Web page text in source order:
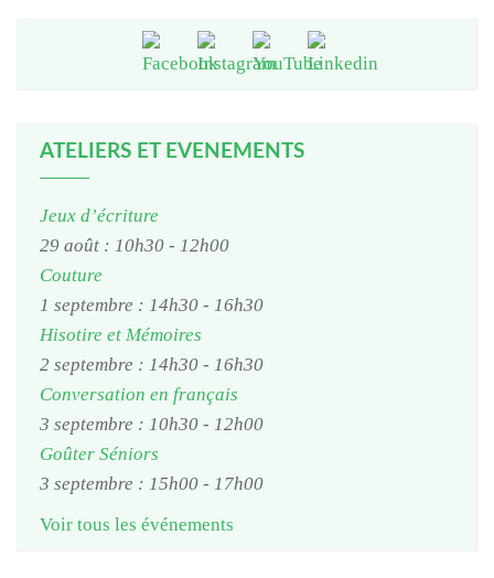
ATELIERS ET EVENEMENTS
Jeux d’écriture
29 août : 10h30 - 12h00
Couture
1 septembre : 14h30 - 16h30
Hisotire et Mémoires
2 septembre : 14h30 - 16h30
Conversation en français
3 septembre : 10h30 - 12h00
Goûter Séniors
3 septembre : 15h00 - 17h00
Voir tous les événements